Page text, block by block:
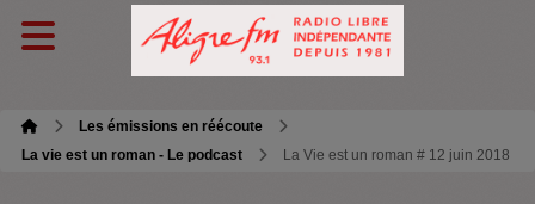
Les émissions en réécoute
La vie est un roman - Le podcast
La Vie est un roman # 12 juin 2018